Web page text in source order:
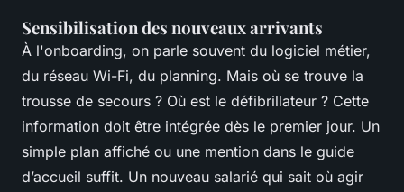
Sensibilisation des nouveaux arrivants
À l'onboarding, on parle souvent du logiciel métier,
du réseau Wi-Fi, du planning. Mais où se trouve la
trousse de secours ? Où est le défibrillateur ? Cette
information doit être intégrée dès le premier jour. Un
simple plan affiché ou une mention dans le guide
d’accueil suffit. Un nouveau salarié qui sait où agir